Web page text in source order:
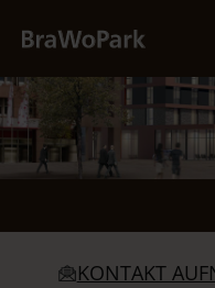
KONTAKT